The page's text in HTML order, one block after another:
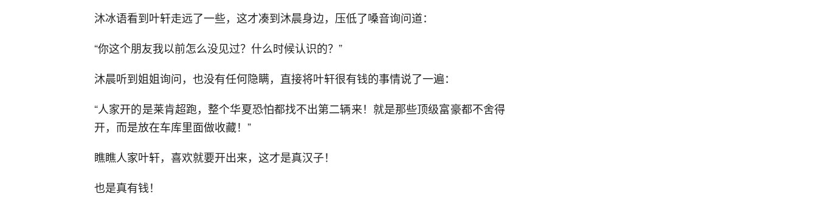
沐冰语看到叶轩走远了一些，这才凑到沐晨身边，压低了嗓音询问道：
“你这个朋友我以前怎么没见过？什么时候认识的？”
沐晨听到姐姐询问，也没有任何隐瞒，直接将叶轩很有钱的事情说了一遍：
“人家开的是莱肯超跑，整个华夏恐怕都找不出第二辆来！就是那些顶级富豪都不舍得
开，而是放在车库里面做收藏！”
瞧瞧人家叶轩，喜欢就要开出来，这才是真汉子！
也是真有钱！